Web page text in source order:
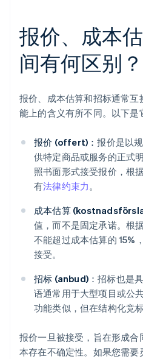
报价、成本
间有何区别？
报价、成本估算和招标通常
能上的含义有所不同。以下是
报价 (offert)：报价是以
供特定商品或服务的正式
照书面形式接受报价，根
有法律约束力。
成本估算
值，而不是固定承诺。根
不能超过成本估算的 15%
接受。
招标 (anbud)：招标也是
语通常用于大型项目或公
功能类似，但在结构化竞
报价一旦被接受，旨在形成
本存在不确定性。如果您需